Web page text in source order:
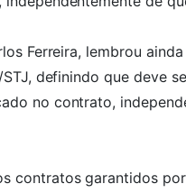
Ferreira, lembrou
definindo que deve
no contrato,
contratos garantidos